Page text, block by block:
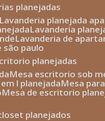
planejadas
lavanderia planejada
lavanderia
lavanderia de
são paulo
planejadas
mesa escritorio sob
em l planejada mesa
mesa de escritorio
closet planejados